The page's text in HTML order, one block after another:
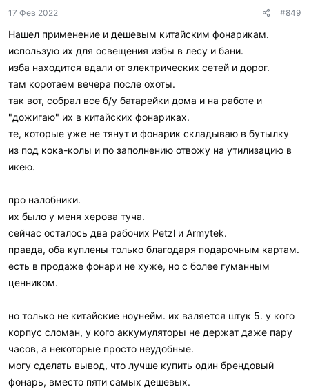
17 Фев 2022 #849
Нашел применение и дешевым китайским фонарикам.
использую их для освещения избы в лесу и бани.
изба находится вдали от электрических сетей и дорог.
там коротаем вечера после охоты.
так вот, собрал все б/у батарейки дома и на работе и
"дожигаю" их в китайских фонариках.
те, которые уже не тянут и фонарик складываю в бутылку
из под кока-колы и по заполнению отвожу на утилизацию в
икею.
про налобники.
их было у меня херова туча.
сейчас осталось два рабочих Petzl и Armytek.
правда, оба куплены только благодаря подарочным картам.
есть в продаже фонари не хуже, но с более гуманным
ценником.
но только не китайские ноунейм. их валяется штук 5. у кого
корпус сломан, у кого аккумуляторы не держат даже пару
часов, а некоторые просто неудобные.
могу сделать вывод, что лучше купить один брендовый
фонарь, вместо пяти самых дешевых.